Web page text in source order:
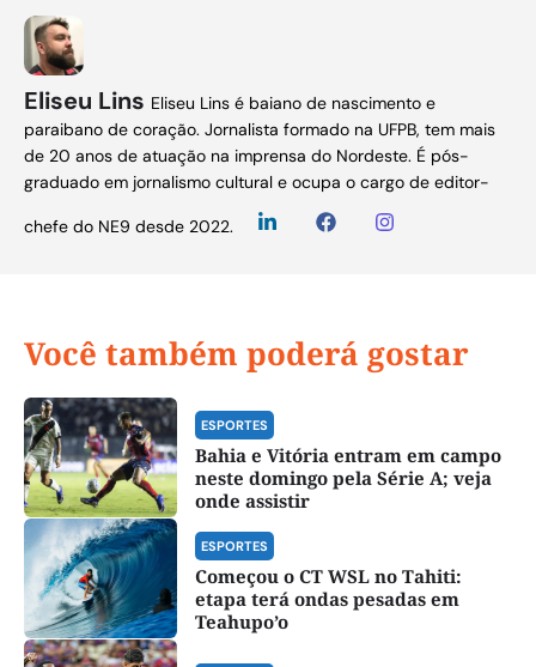
Eliseu Lins Eliseu Lins é baiano de nascimento e
paraibano de coração. Jornalista formado na UFPB, tem mais
de 20 anos de atuação na imprensa do Nordeste. É pós-
graduado em jornalismo cultural e ocupa o cargo de editor-
chefe do NE9 desde 2022.
Você também poderá gostar
ESPORTES
Bahia e Vitória entram em campo
neste domingo pela Série A; veja
onde assistir
ESPORTES
Começou o CT WSL no Tahiti:
etapa terá ondas pesadas em
Teahupo’o